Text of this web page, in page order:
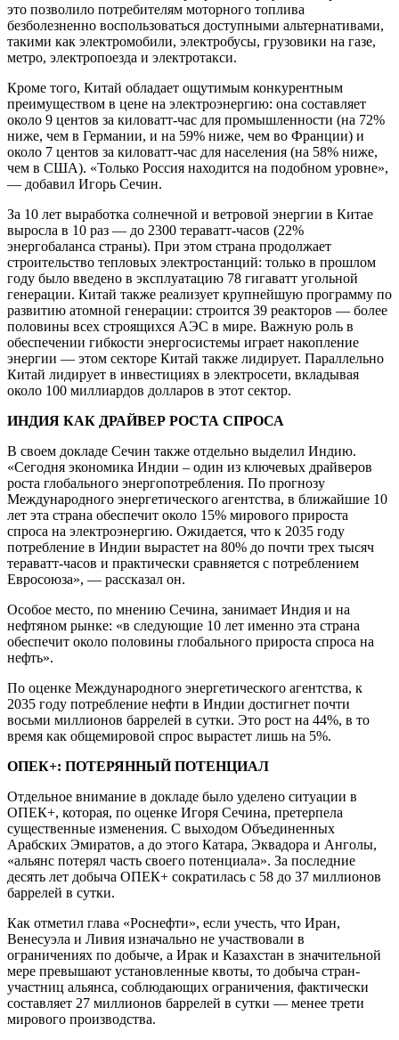
это позволило потребителям моторного топлива
безболезненно воспользоваться доступными альтернативами,
такими как электромобили, электробусы, грузовики на газе,
метро, электропоезда и электротакси.
Кроме того, Китай обладает ощутимым конкурентным
преимуществом в цене на электроэнергию: она составляет
около 9 центов за киловатт-час для промышленности (на 72%
ниже, чем в Германии, и на 59% ниже, чем во Франции) и
около 7 центов за киловатт-час для населения (на 58% ниже,
чем в США). «Только Россия находится на подобном уровне»,
— добавил Игорь Сечин.
За 10 лет выработка солнечной и ветровой энергии в Китае
выросла в 10 раз — до 2300 тераватт-часов (22%
энергобаланса страны). При этом страна продолжает
строительство тепловых электростанций: только в прошлом
году было введено в эксплуатацию 78 гигаватт угольной
генерации. Китай также реализует крупнейшую программу по
развитию атомной генерации: строится 39 реакторов — более
половины всех строящихся АЭС в мире. Важную роль в
обеспечении гибкости энергосистемы играет накопление
энергии — этом секторе Китай также лидирует. Параллельно
Китай лидирует в инвестициях в электросети, вкладывая
около 100 миллиардов долларов в этот сектор.
ИНДИЯ КАК ДРАЙВЕР РОСТА СПРОСА
В своем докладе Сечин также отдельно выделил Индию.
«Сегодня экономика Индии – один из ключевых драйверов
роста глобального энергопотребления. По прогнозу
Международного энергетического агентства, в ближайшие 10
лет эта страна обеспечит около 15% мирового прироста
спроса на электроэнергию. Ожидается, что к 2035 году
потребление в Индии вырастет на 80% до почти трех тысяч
тераватт-часов и практически сравняется с потреблением
Евросоюза», — рассказал он.
Особое место, по мнению Сечина, занимает Индия и на
нефтяном рынке: «в следующие 10 лет именно эта страна
обеспечит около половины глобального прироста спроса на
нефть».
По оценке Международного энергетического агентства, к
2035 году потребление нефти в Индии достигнет почти
восьми миллионов баррелей в сутки. Это рост на 44%, в то
время как общемировой спрос вырастет лишь на 5%.
ОПЕК+: ПОТЕРЯННЫЙ ПОТЕНЦИАЛ
Отдельное внимание в докладе было уделено ситуации в
ОПЕК+, которая, по оценке Игоря Сечина, претерпела
существенные изменения. С выходом Объединенных
Арабских Эмиратов, а до этого Катара, Эквадора и Анголы,
«альянс потерял часть своего потенциала». За последние
десять лет добыча ОПЕК+ сократилась с 58 до 37 миллионов
баррелей в сутки.
Как отметил глава «Роснефти», если учесть, что Иран,
Венесуэла и Ливия изначально не участвовали в
ограничениях по добыче, а Ирак и Казахстан в значительной
мере превышают установленные квоты, то добыча стран-
участниц альянса, соблюдающих ограничения, фактически
составляет 27 миллионов баррелей в сутки — менее трети
мирового производства.